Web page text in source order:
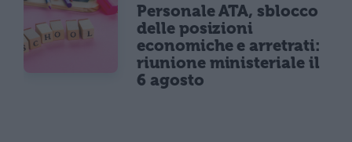
Personale ATA, sblocco
delle posizioni
economiche e arretrati:
riunione ministeriale il
6 agosto